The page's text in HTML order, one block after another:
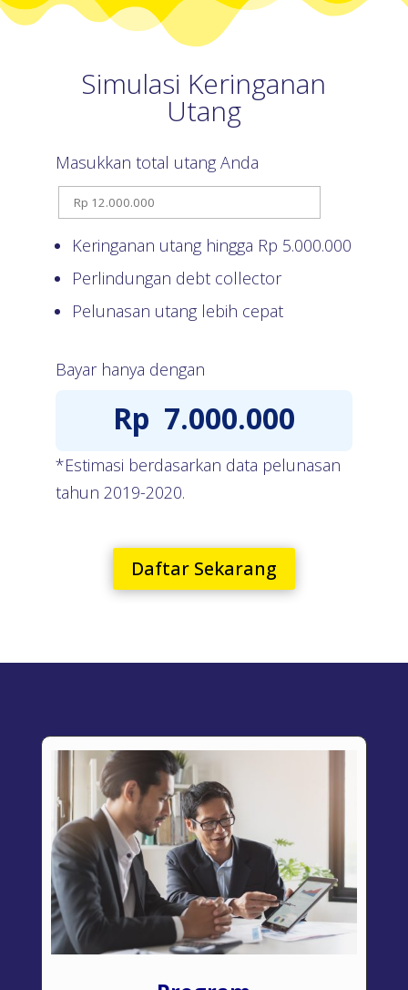
Simulasi Keringanan
Utang
Masukkan total utang Anda
Keringanan utang hingga Rp 5.000.000
Perlindungan debt collector
Pelunasan utang lebih cepat
Bayar hanya dengan
Rp 7.000.000
*Estimasi berdasarkan data pelunasan
tahun 2019-2020.
Daftar Sekarang